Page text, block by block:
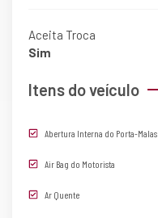
Aceita Troca
Sim
Itens do veículo
Abertura Interna do Porta-Malas
Air Bag do Motorista
Ar Quente